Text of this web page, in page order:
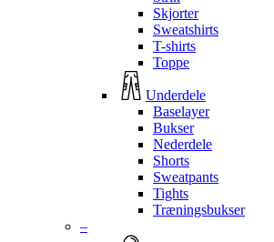
Skjorter
Sweatshirts
T-shirts
Toppe
Underdele
Baselayer
Bukser
Nederdele
Shorts
Sweatpants
Tights
Træningsbukser
–